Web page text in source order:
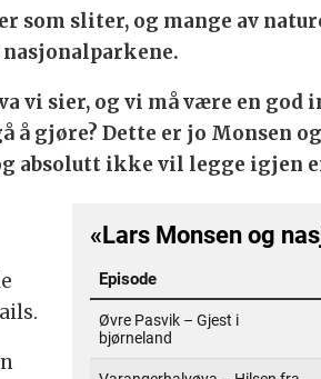
som sliter, og mange av
vi sier, og vi må være en
å gjøre? Dette er jo Monsen
absolutt ikke vil legge igjen